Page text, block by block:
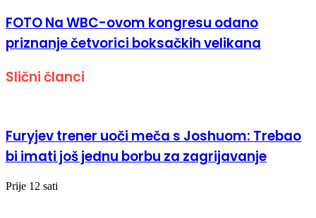
FOTO Na WBC-ovom kongresu odano
priznanje četvorici boksačkih velikana
Slični članci
Furyjev trener uoči meča s Joshuom: Trebao
bi imati još jednu borbu za zagrijavanje
Prije 12 sati